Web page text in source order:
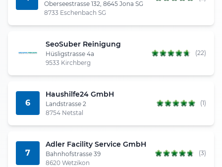
Oberseestrasse 132, 8645 Jona SG
8733 Eschenbach SG
SeoSuber Reinigung
Hüsligstrasse 4a
9533 Kirchberg
(22)
6
Haushilfe24 GmbH
Landstrasse 2
8754 Netstal
(1)
7
Adler Facility Service GmbH
Bahnhofstrasse 39
8620 Wetzikon
(3)